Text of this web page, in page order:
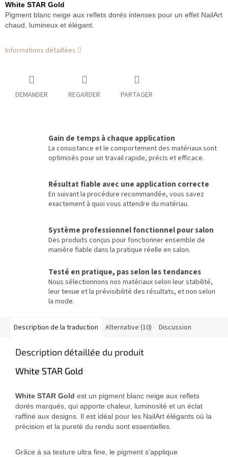
White STAR Gold
Pigment blanc neige aux reflets dorés intenses pour un effet NailArt
chaud, lumineux et élégant.
Informations détaillées
DEMANDER REGARDER PARTAGER
Gain de temps à chaque application
La consistance et le comportement des matériaux sont
optimisés pour un travail rapide, précis et efficace.
Résultat fiable avec une application correcte
En suivant la procédure recommandée, vous savez
exactement à quoi vous attendre du matériau.
Système professionnel fonctionnel pour salon
Des produits conçus pour fonctionner ensemble de
manière fiable dans la pratique réelle en salon.
Testé en pratique, pas selon les tendances
Nous sélectionnons nos matériaux selon leur stabilité,
leur tenue et la prévisibilité des résultats, et non selon
la mode.
Description de la traduction Alternative (10) Discussion
Description détaillée du produit
White STAR Gold
White STAR Gold est un pigment blanc neige aux reflets
dorés marqués, qui apporte chaleur, luminosité et un éclat
raffiné aux designs. Il est idéal pour les NailArt élégants où la
précision et la pureté du rendu sont essentielles.
Grâce à sa texture ultra fine, le pigment s’applique